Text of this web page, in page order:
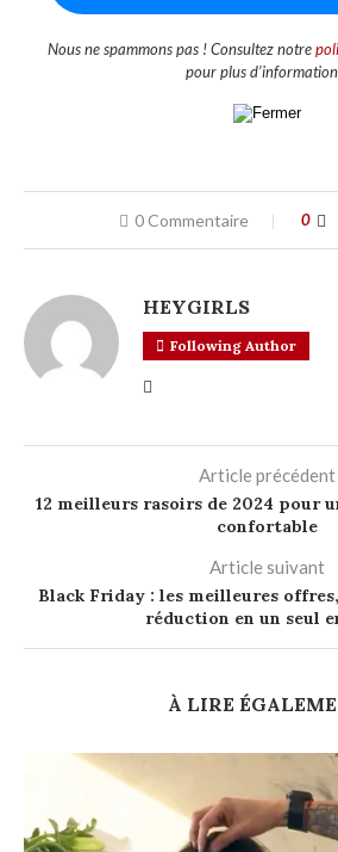
Nous ne spammons pas ! Consultez notre
pour plus
0 Commentaire 0
HEYGIRLS
Following Author
Article précédent
12 meilleurs rasoirs de 2024 pour
confortable
Article suivant
Black Friday : les meilleures
réduction en un seul
À LIRE